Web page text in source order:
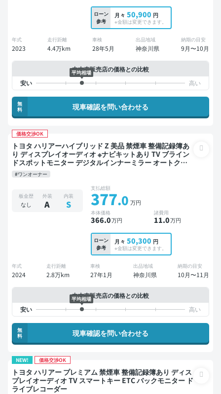
ローン
参考
月々 50,900 円
※金額は変更できます。
年式
2023
走行距離
4.4万km
車検
28年5月
出品地域
神奈川県
納期の目安
9月〜10月
中古車販売店の価格との比較
平均相場
無
料
現車確認を問い合わせる
価格交渉OK
トヨタ ハリアーハイブリッド Z 美品 禁煙車 整備記録簿あ
り ディスプレイオーディオ ※ナビキットあり TV ブライン
ドスポットモニター デジタルインナーミラー オートクル
ーズ スマートキー ETC 電動バックドア バックモニター 全
方位カメラ ドライブレコーダー 衝突軽減
#ワンオーナー
板金歴
なし
外装
A
内装
S
支払総額
377.0 万円
本体価格
366.0万円
諸費用
11.0万円
ローン
参考
月々 50,300 円
※金額は変更できます。
年式
2024
走行距離
2.8万km
車検
27年1月
出品地域
神奈川県
納期の目安
10月〜11月
中古車販売店の価格との比較
平均相場
無
料
現車確認を問い合わせる
NEW! 価格交渉OK
トヨタ ハリアー プレミアム 禁煙車 整備記録簿あり ディス
プレイオーディオ TV スマートキー ETC バックモニター ド
ライブレコーダー